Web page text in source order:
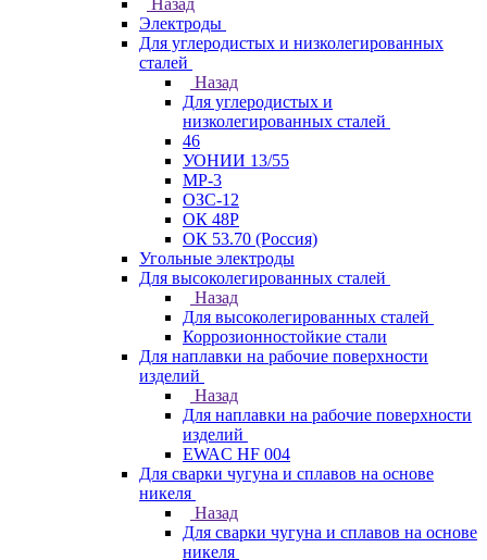
Назад
Электроды
Для углеродистых и низколегированных
сталей
Назад
Для углеродистых и
низколегированных сталей
46
УОНИИ 13/55
МР-3
ОЗС-12
ОК 48Р
ОК 53.70 (Россия)
Угольные электроды
Для высоколегированных сталей
Назад
Для высоколегированных сталей
Коррозионностойкие стали
Для наплавки на рабочие поверхности
изделий
Назад
Для наплавки на рабочие поверхности
изделий
EWAC HF 004
Для сварки чугуна и сплавов на основе
никеля
Назад
Для сварки чугуна и сплавов на основе
никеля